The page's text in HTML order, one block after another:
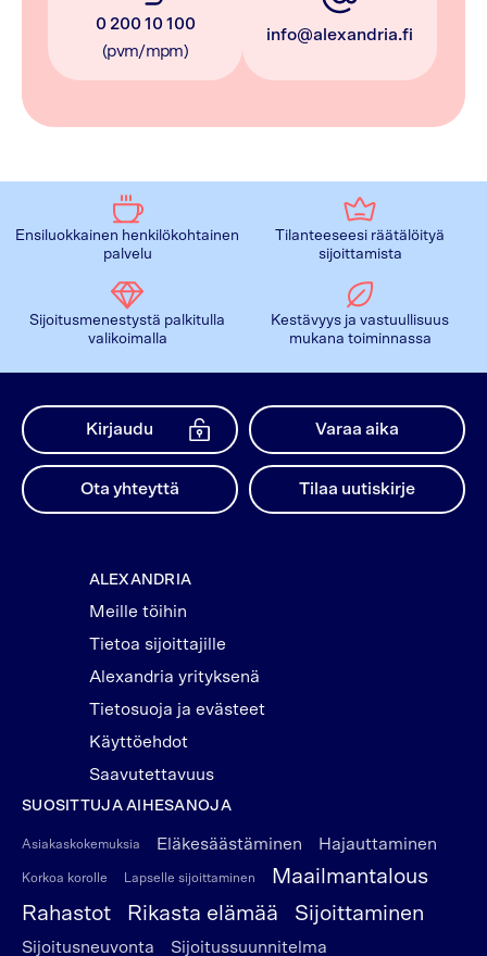
0 200 10 100
(pvm/mpm)
info@alexandria.fi
Ensiluokkainen henkilökohtainen
palvelu
Tilanteeseesi räätälöityä
sijoittamista
Sijoitusmenestystä palkitulla
valikoimalla
Kestävyys ja vastuullisuus
mukana toiminnassa
Kirjaudu Varaa aika
Ota yhteyttä Tilaa uutiskirje
ALEXANDRIA
Meille töihin
Tietoa sijoittajille
Alexandria yrityksenä
Tietosuoja ja evästeet
Käyttöehdot
Saavutettavuus
SUOSITTUJA AIHESANOJA
Asiakaskokemuksia Eläkesäästäminen Hajauttaminen
Korkoa korolle Lapselle sijoittaminen
Maailmantalous
Rahastot
Rikasta elämää Sijoittaminen
Sijoitusneuvonta Sijoitussuunnitelma